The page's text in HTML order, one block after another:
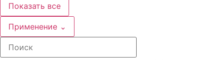
Показать все
Применение ⌄